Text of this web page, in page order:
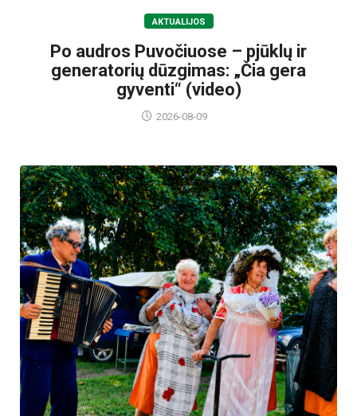
AKTUALIJOS
Po audros Puvočiuose – pjūklų ir
generatorių dūzgimas: „Čia gera
gyventi“ (video)
2026-08-09